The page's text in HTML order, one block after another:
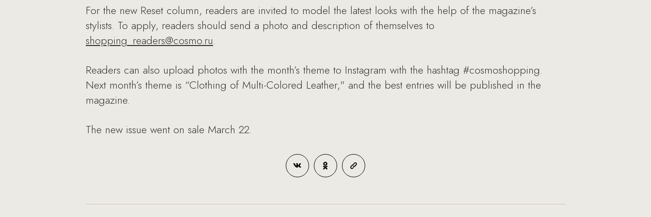
For the new Reset column, readers are invited to model the latest looks with the help of the magazine’s
stylists. To apply, readers should send a photo and description of themselves to
shopping_readers@cosmo.ru.
Readers can also upload photos with the month’s theme to Instagram with the hashtag #cosmoshopping.
Next month’s theme is “Clothing of Multi-Colored Leather," and the best entries will be published in the
magazine.
The new issue went on sale March 22.